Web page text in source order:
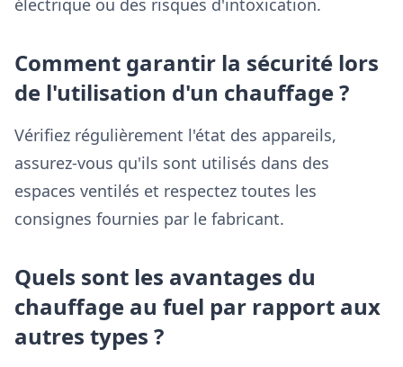
électrique ou des risques d'intoxication.
Comment garantir la sécurité lors
de l'utilisation d'un chauffage ?
Vérifiez régulièrement l'état des appareils,
assurez-vous qu'ils sont utilisés dans des
espaces ventilés et respectez toutes les
consignes fournies par le fabricant.
Quels sont les avantages du
chauffage au fuel par rapport aux
autres types ?